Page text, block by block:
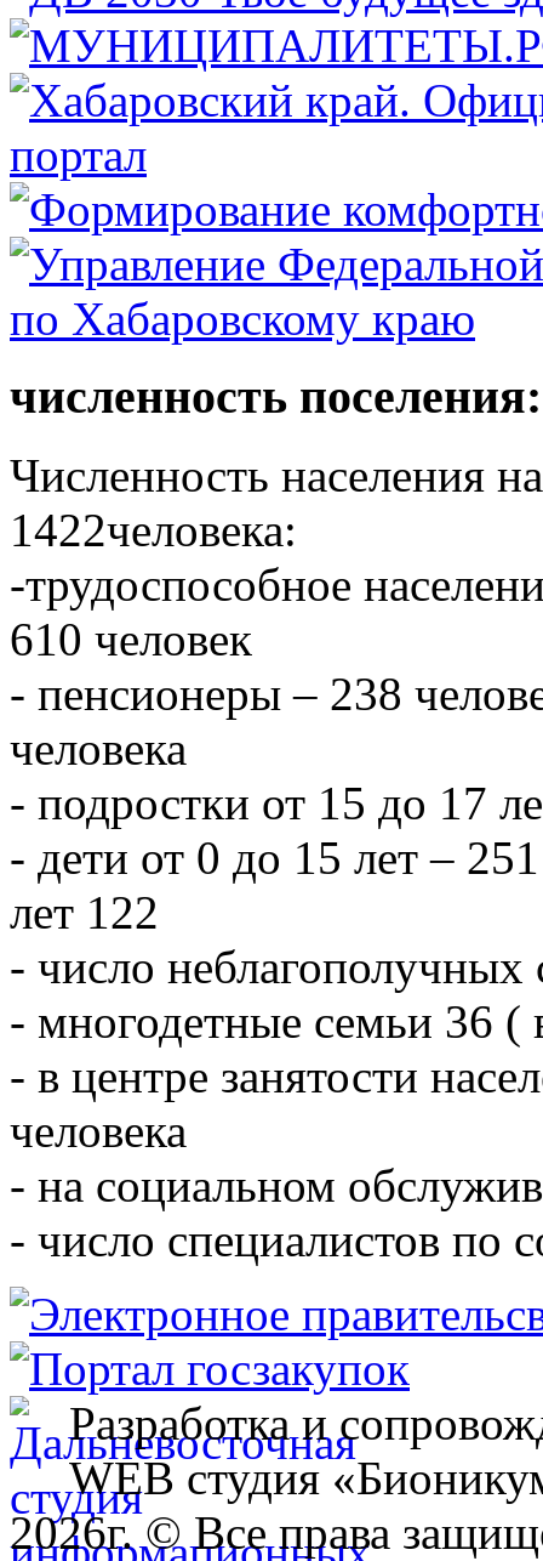
численность поселения:
Численность населения
1422человека:
-трудоспособное
610 человек
- пенсионеры – 238
человека
- подростки от 15 до 17
- дети от 0 до 15 лет –
лет 122
- число
- многодетные семьи 36 (
- в центре занятости
человека
- на социальном
- число специалистов по
Разработка и
WEB студия
2026г. © Все права